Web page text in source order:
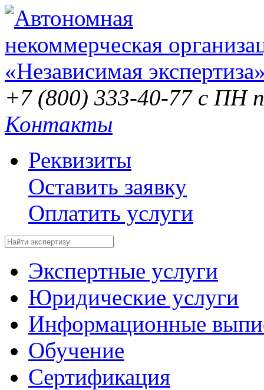
+7 (800) 333-40-77 с ПН
Контакты
Реквизиты
Оставить заявку
Оплатить услуги
Экспертные услуги
Юридические услуги
Информационные
Обучение
Сертификация